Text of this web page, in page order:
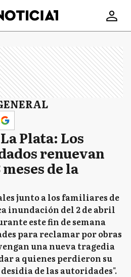
Plata: Los
renuevan
de la
junto a los familiares de
inundación del 2 de abril
este fin de semana
para reclamar por obras
una nueva tragedia
a quienes perdieron su
de las autoridades".